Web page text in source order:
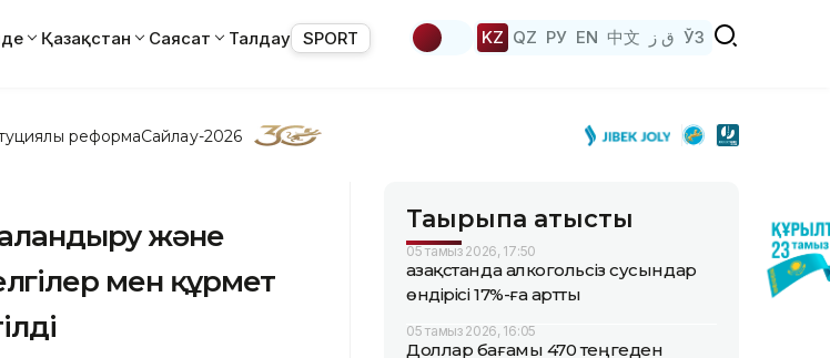
Қазақстан Саясат Талдау SPORT KZ QZ РУ EN 中文 ق ز ЎЗ
реформаСайлау-2026
және
мен құрмет
Тақырыпқа қатысты
05 тамыз 2026, 17:50
Қазақстанда алкогольсіз сусындар
өндірісі 17%-ға артты
05 тамыз 2026, 16:05
Доллар бағамы 470 теңгеден